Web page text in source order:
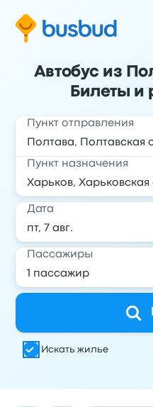
Автобус из
Билеты и
Пункт отправления
Пункт назначения
Дата
Пассажиры
Искать жилье